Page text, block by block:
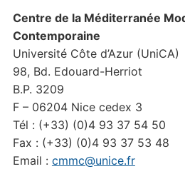
Centre de la Méditerranée
Contemporaine
Université Côte d’Azur (UniCA)
98, Bd. Edouard-Herriot
B.P. 3209
F – 06204 Nice cedex 3
Tél : (+33) (0)4 93 37 54 50
Fax : (+33) (0)4 93 37 53 48
Email : cmmc@unice.fr